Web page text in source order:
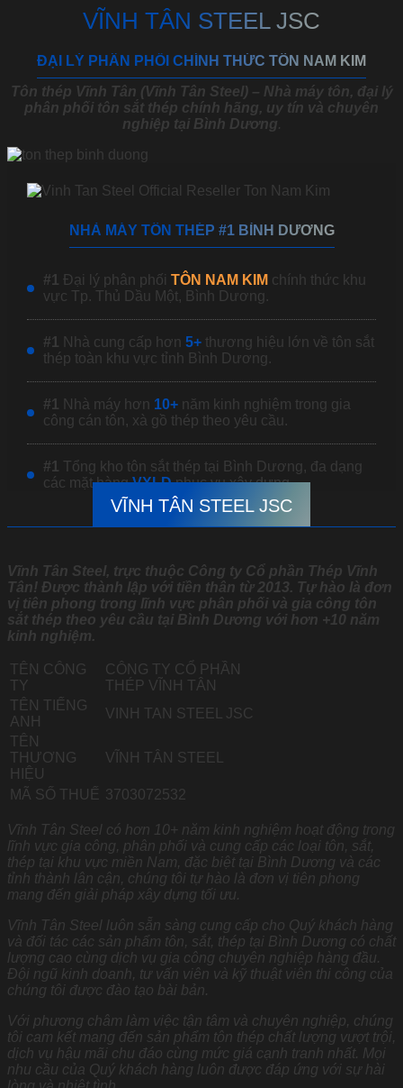
VĨNH TÂN STEEL JSC
ĐẠI LÝ PHÂN PHỐI CHÍNH THỨC TÔN NAM KIM
Tôn thép Vĩnh Tân (Vĩnh Tân Steel) – Nhà máy tôn, đại lý
phân phối tôn sắt thép chính hãng, uy tín và chuyên
nghiệp tại Bình Dương.
NHÀ MÁY TÔN THÉP #1 BÌNH DƯƠNG
#1 Đại lý phân phối TÔN NAM KIM chính thức khu
vực Tp. Thủ Dầu Một, Bình Dương.
#1 Nhà cung cấp hơn 5+thương hiệu lớn về tôn sắt
thép toàn khu vực tỉnh Bình Dương.
#1 Nhà máy hơn 10+năm kinh nghiệm trong gia
công cán tôn, xà gồ thép theo yêu cầu.
#1
Tổng kho tôn sắt thép tại Bình Dương, đa dạng
các mặt hàngVXLDphục vụ xây dựng.
VĨNH TÂN STEEL JSC
Vĩnh Tân Steel, trực thuộc Công ty Cổ phần Thép Vĩnh
Tân! Được thành lập với tiền thân từ 2013 . Tự hào là đơn
vị tiên phong trong lĩnh vực phân phối và gia công tôn
sắt thép theo yêu cầu tại Bình Dương với hơn +10 năm
kinh nghiệm.
TÊN CÔNG
TY
CÔNG TY CỔ PHẦN
THÉP VĨNH TÂN
TÊN TIẾNG
ANH
VINH TAN STEEL JSC
TÊN
THƯƠNG
HIỆU
VĨNH TÂN STEEL
MÃ SỐ THUẾ 3703072532
Vĩnh Tân Steel có hơn 10+ năm kinh nghiệm hoạt động trong
lĩnh vực gia công, phân phối và cung cấp các loại tôn, sắt,
thép tại khu vực miền Nam, đặc biệt tại Bình Dương và các
tỉnh thành lân cận, chúng tôi tự hào là đơn vị tiên phong
mang đến giải pháp xây dựng tối ưu.
Vĩnh Tân Steel luôn sẵn sàng cung cấp cho Quý khách hàng
và đối tác các sản phẩm tôn, sắt, thép tại Bình Dương có chất
lượng cao cùng dịch vụ gia công chuyên nghiệp hàng đầu.
Đội ngũ kinh doanh, tư vấn viên và kỹ thuật viên thi công của
chúng tôi được đào tạo bài bản.
Với phương châm làm việc tận tâm và chuyên nghiệp, chúng
tôi cam kết mang đến sản phẩm tôn thép chất lượng vượt trội,
dịch vụ hậu mãi chu đáo cùng mức giá cạnh tranh nhất. Mọi
nhu cầu của Quý khách hàng luôn được đáp ứng với sự hài